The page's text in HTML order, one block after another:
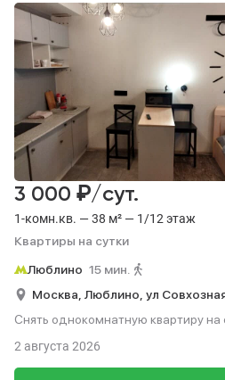
1-комн.кв. — 38 м² — 1/12 этаж
Квартиры на сутки
3 000 ₽/сут.
Люблино 15 мин.
Москва, Люблино, ул
Снять однокомнатную квартиру на
2 августа 2026